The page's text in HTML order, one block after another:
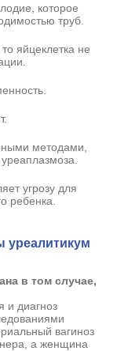
которое
труб.
яйцеклетка не
методами,
угрозу для
ребенка.
уреалитикум
в том случае,
и диагноз
вагиноз
а женщина